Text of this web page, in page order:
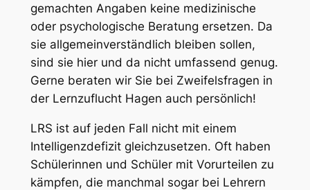
gemachten Angaben keine medizinische
oder psychologische Beratung ersetzen. Da
sie allgemeinverständlich bleiben sollen,
sind sie hier und da nicht umfassend genug.
Gerne beraten wir Sie bei Zweifelsfragen in
der Lernzuflucht Hagen auch persönlich!
LRS ist auf jeden Fall nicht mit einem
Intelligenzdefizit gleichzusetzen. Oft haben
Schülerinnen und Schüler mit Vorurteilen zu
kämpfen, die manchmal sogar bei Lehrern